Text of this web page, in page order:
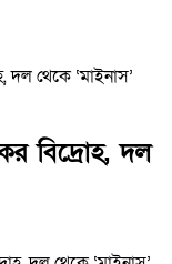
দল থেকে ‘মাইনাস’
বিদ্রোহ, দল